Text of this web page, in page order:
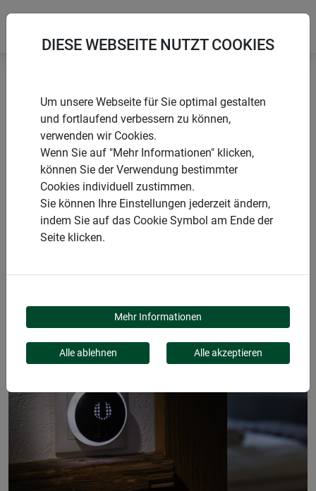
Startseite
Fluginsekten
Mückenabwehr + Nachtlicht CLASSIC
PRODUKTE
MÜCKENABWEHR +
NACHTLICHT CLASSIC
DIESE WEBSEITE NUTZT COOKIES
Um unsere Webseite für Sie optimal gestalten
und fortlaufend verbessern zu können,
verwenden wir Cookies.
Wenn Sie auf "Mehr Informationen" klicken,
können Sie der Verwendung bestimmter
Cookies individuell zustimmen.
Sie können Ihre Einstellungen jederzeit ändern,
indem Sie auf das Cookie Symbol am Ende der
Seite klicken.
Mehr Informationen
Alle ablehnen Alle akzeptieren